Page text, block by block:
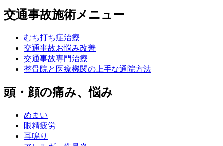
交通事故施術メニュー
むち打ち症治療
交通事故お悩み改善
交通事故専門治療
整骨院と医療機関の上手な通院方法
頭・顔の痛み、悩み
めまい
眼精疲労
耳鳴り